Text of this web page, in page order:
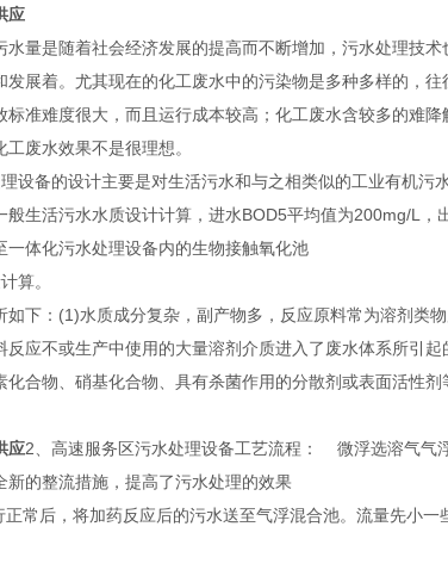
应
水量是随着社会经济发展的提高而不断增加，污水处理技
发展着。尤其现在的化工废水中的污染物是多种多样的，
标准难度很大，而且运行成本较高；化工废水含较多的难
废水效果不是很理想。
理设备的设计主要是对生活污水和与之相类似的工业有机
生活污水水质设计计算，进水BOD5平均值为200mg/L，
一体化污水处理设备内的生物接触氧化池
算。
如下：(1)水质成分复杂，副产物多，反应原料常为溶剂类
反应不或生产中使用的大量溶剂介质进入了废水体系所引
化合物、硝基化合物、具有杀菌作用的分散剂或表面活性
应2、高速服务区污水处理设备工艺流程： 微浮选溶气气
新的整流措施，提高了污水处理的效果
常后，将加药反应后的污水送至气浮混合池。流量先小一